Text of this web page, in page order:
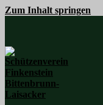
Zum Inhalt springen